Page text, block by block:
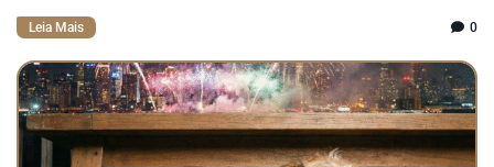
Leia Mais 0